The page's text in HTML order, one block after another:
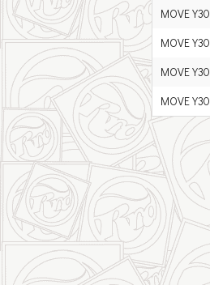
MOVE Y30
MOVE Y30
MOVE Y30
MOVE Y30